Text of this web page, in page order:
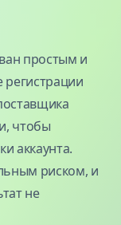
простым и
чтобы
аккаунта.
риском, и
не